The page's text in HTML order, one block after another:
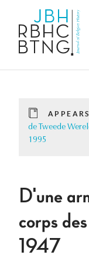
de Tweede
1995
D'une
corps
1947